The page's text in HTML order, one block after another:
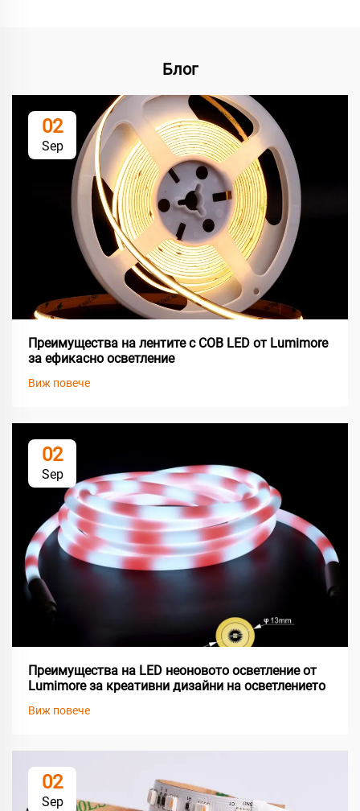
Блог
02
Sep
Преимущества на лентите с COB LED от Lumimore
за ефикасно осветление
Виж повече
02
Sep
Преимущества на LED неоновото осветление от
Lumimore за креативни дизайни на осветлението
Виж повече
02
Sep